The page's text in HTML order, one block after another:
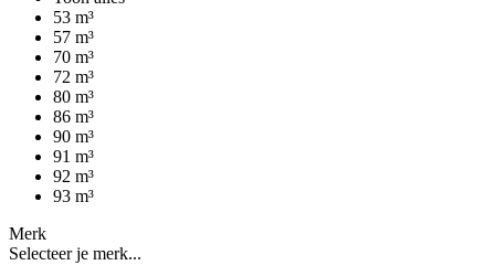
53 m³
57 m³
70 m³
72 m³
80 m³
86 m³
90 m³
91 m³
92 m³
93 m³
Merk
Selecteer je merk...